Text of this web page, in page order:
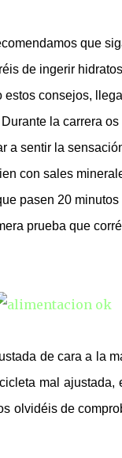
que
de ingerir
consejos,
la carrera
a sentir la
con sales
pasen 20
prueba que
de cara a la
mal
olvidéis de